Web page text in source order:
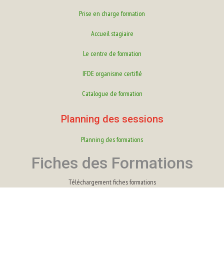
Prise en charge formation
Accueil stagiaire
Le centre de formation
IFDE organisme certifié
Catalogue de formation
Planning des sessions
Planning des formations
Fiches des Formations
Téléchargement fiches formations